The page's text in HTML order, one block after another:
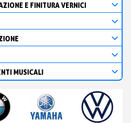
E FINITURA VERNICI
MUSICALI